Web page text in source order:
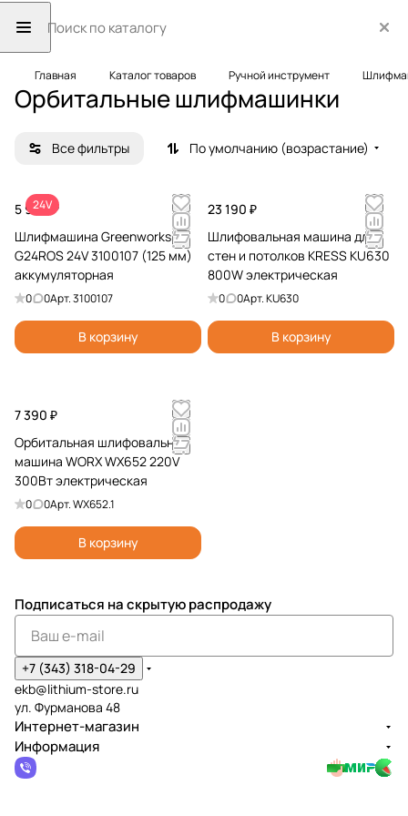
Главная Каталог товаров Ручной инструмент
Орбитальные шлифмашинки
Все фильтры По умолчанию (возрастание)
24V
5 990 ₽
Шлифмашина Greenworks
G24ROS 24V 3100107 (125 мм)
аккумуляторная
0 0Арт.3100107
В корзину
23 190 ₽
Шлифовальная машина для
стен и потолков KRESS KU630
800W электрическая
0 0Арт.KU630
В корзину
7 390 ₽
Орбитальная шлифовальная
машина WORX WX652 220V
300Вт электрическая
0 0Арт.WX652.1
В корзину
Подписаться на скрытую распродажу
+7 (343) 318-04-29
ekb@lithium-store.ru
ул. Фурманова 48
Интернет-магазин
Информация